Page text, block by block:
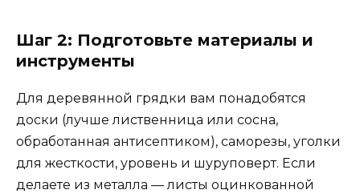
Шаг 2: Подготовьте материалы и
инструменты
Для деревянной грядки вам понадобятся
доски (лучше лиственница или сосна,
обработанная антисептиком), саморезы, уголки
для жесткости, уровень и шуруповерт. Если
делаете из металла — листы оцинкованной